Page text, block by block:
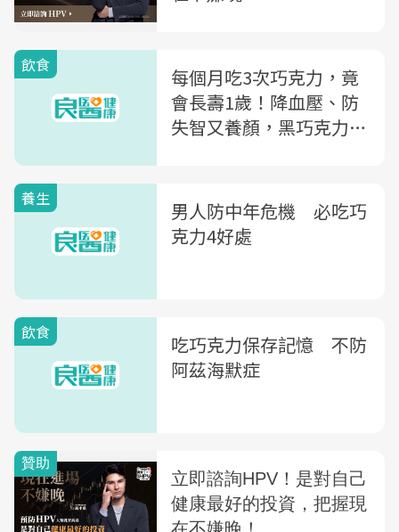
飲食
每個月吃3次巧克力，竟
會長壽1歲！降血壓、防
失智又養顏，黑巧克力15
養生
男人防中年危機 必吃巧
克力4好處
飲食
吃巧克力保存記憶 不防
阿茲海默症